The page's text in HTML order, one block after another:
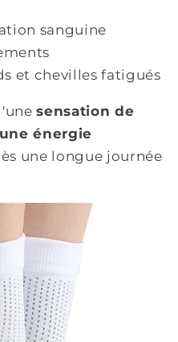
sanguine
et chevilles fatigués
sensation de
une énergie
une longue journée